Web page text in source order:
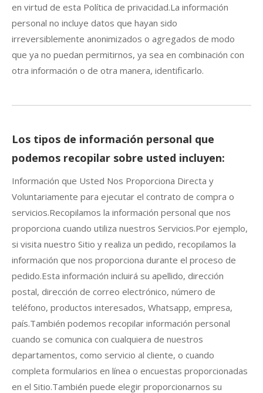
en virtud de esta Política de privacidad.La información
personal no incluye datos que hayan sido
irreversiblemente anonimizados o agregados de modo
que ya no puedan permitirnos, ya sea en combinación con
otra información o de otra manera, identificarlo.
Los tipos de información personal que
podemos recopilar sobre usted incluyen:
Información que Usted Nos Proporciona Directa y
Voluntariamente para ejecutar el contrato de compra o
servicios.Recopilamos la información personal que nos
proporciona cuando utiliza nuestros Servicios.Por ejemplo,
si visita nuestro Sitio y realiza un pedido, recopilamos la
información que nos proporciona durante el proceso de
pedido.Esta información incluirá su apellido, dirección
postal, dirección de correo electrónico, número de
teléfono, productos interesados, Whatsapp, empresa,
país.También podemos recopilar información personal
cuando se comunica con cualquiera de nuestros
departamentos, como servicio al cliente, o cuando
completa formularios en línea o encuestas proporcionadas
en el Sitio.También puede elegir proporcionarnos su